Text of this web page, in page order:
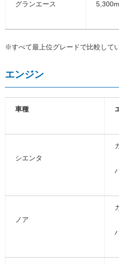
グランエース
※すべて最上位グレードで比較して
エンジン
車種
シエンタ
ノア